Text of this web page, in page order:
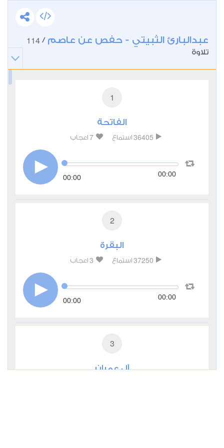
عبدالبارئ الثبيتي - حفص عن عاصم /
114
تلاوة
1
الفاتحة
36405 استماع 7 اعجاب
00:00 00:00
2
البقرة
37250 استماع 3 اعجاب
00:00 00:00
3
آل عمران